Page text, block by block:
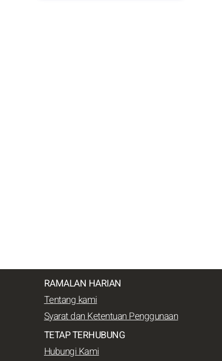
RAMALAN HARIAN
Tentang kami
Syarat dan Ketentuan Penggunaan
TETAP TERHUBUNG
Hubungi Kami